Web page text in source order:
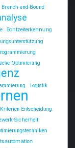
Branch-and-Bound
Echtzeiterkennung
Optimierung
Logistik
Entscheidung.
Sicherheit